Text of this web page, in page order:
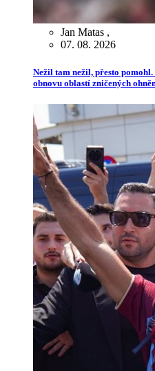
Jan Matas ,
07. 08. 2026
Nežil tam nežil, přesto
obnovu oblastí zničených